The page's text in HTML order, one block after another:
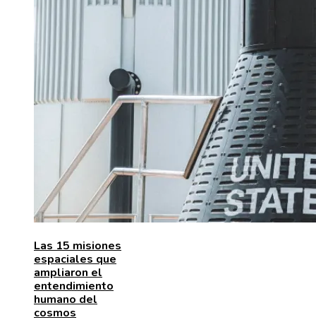
Las 15 misiones
espaciales que
ampliaron el
entendimiento
humano del
cosmos